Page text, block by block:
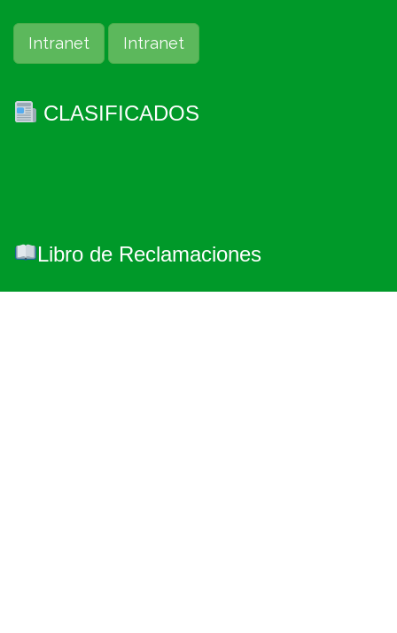
Intranet Intranet
CLASIFICADOS
Libro de Reclamaciones